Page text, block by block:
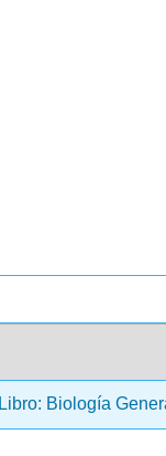
Libro: Biología